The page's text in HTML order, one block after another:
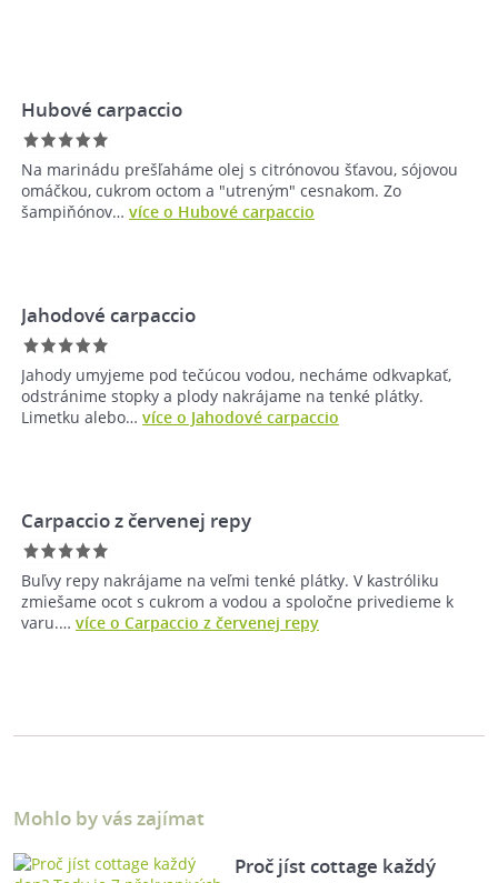
Hubové carpaccio
Na marinádu prešľaháme olej s citrónovou šťavou, sójovou
omáčkou, cukrom octom a "utreným" cesnakom. Zo
šampiňónov… více o Hubové carpaccio
Jahodové carpaccio
Jahody umyjeme pod tečúcou vodou, necháme odkvapkať,
odstránime stopky a plody nakrájame na tenké plátky.
Limetku alebo… více o Jahodové carpaccio
Carpaccio z červenej repy
Buľvy repy nakrájame na veľmi tenké plátky. V kastróliku
zmiešame ocot s cukrom a vodou a spoločne privedieme k
varu.… více o Carpaccio z červenej repy
Mohlo by vás zajímat
Proč jíst cottage každý